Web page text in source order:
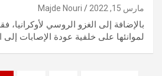
مارس 15, 2022 Majde Nouri
بالإضافة إلى الغزو الروسي لأوكرانيا،
لموانئها على خلفية عودة الإصابات إلى